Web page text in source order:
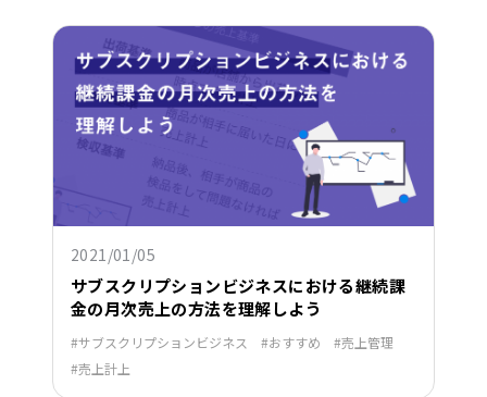
2021/01/05
サブスクリプションビジネスにおける継続課
金の月次売上の方法を理解しよう
サブスクリプションビジネス おすすめ
売上管理
売上計上